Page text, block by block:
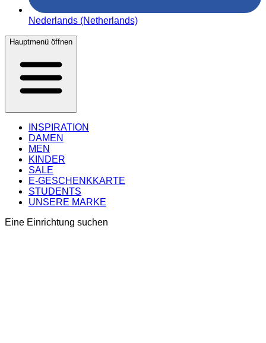
Nederlands (Netherlands)
Hauptmenü öffnen
INSPIRATION
DAMEN
MEN
KINDER
SALE
E-GESCHENKKARTE
STUDENTS
UNSERE MARKE
Eine Einrichtung suchen